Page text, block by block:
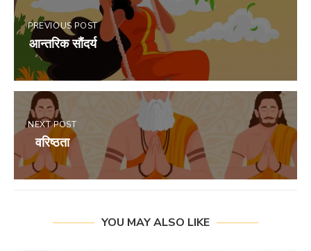
PREVIOUS POST
आन्तरिक सौंदर्य
NEXT POST
वरिष्ठता
YOU MAY ALSO LIKE